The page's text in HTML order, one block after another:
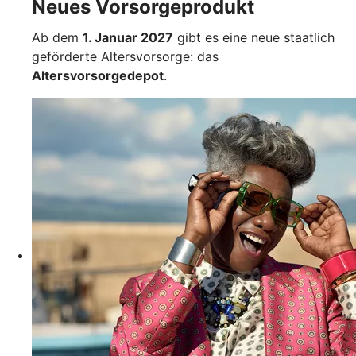
Neues Vorsorgeprodukt
Ab dem 1. Januar 2027 gibt es eine neue staatlich
geförderte Altersvorsorge: das
Altersvorsorgedepot.